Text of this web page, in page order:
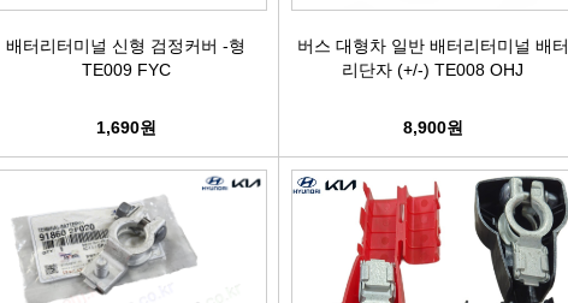
외제차오일필터/에어필터 ACDelco
에어필터[순정품]
오일필터[카월드]
모비스할로겐전구
싱글전구
더블전구
자동차커넥터
배터리터미널 신형 검정커버 -형
TE009 FYC
1,690원
버스 대형차 일반 배터리터미널 배터
리단자 (+/-) TE008 OHJ
8,900원